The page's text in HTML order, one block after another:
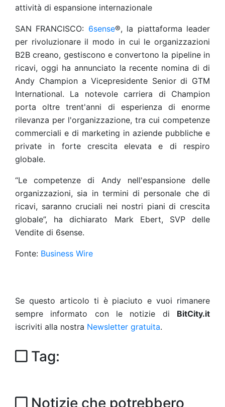
attività di espansione internazionale
SAN FRANCISCO: 6sense®, la piattaforma leader
per rivoluzionare il modo in cui le organizzazioni
B2B creano, gestiscono e convertono la pipeline in
ricavi, oggi ha annunciato la recente nomina di di
Andy Champion a Vicepresidente Senior di GTM
International. La notevole carriera di Champion
porta oltre trent'anni di esperienza di enorme
rilevanza per l'organizzazione, tra cui competenze
commerciali e di marketing in aziende pubbliche e
private in forte crescita elevata e di respiro
globale.
“Le competenze di Andy nell'espansione delle
organizzazioni, sia in termini di personale che di
ricavi, saranno cruciali nei nostri piani di crescita
globale”, ha dichiarato Mark Ebert, SVP delle
Vendite di 6sense.
Fonte: Business Wire
Se questo articolo ti è piaciuto e vuoi rimanere
sempre informato con le notizie di BitCity.it
iscriviti alla nostra Newsletter gratuita.
Tag:
Notizie che potrebbero